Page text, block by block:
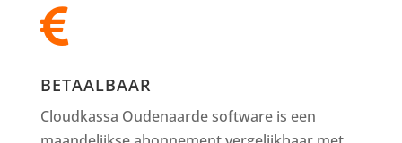

BETAALBAAR
Cloudkassa Oudenaarde software is een